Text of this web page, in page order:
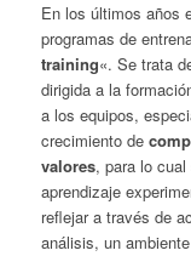
En los últimos años
programas de
training«. Se trata
dirigida a la
a los equipos,
crecimiento de
valores, para lo
aprendizaje
reflejar a través de
análisis, un